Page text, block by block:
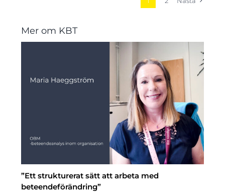
Mer om KBT
”Ett strukturerat sätt att arbeta med
beteendeförändring”